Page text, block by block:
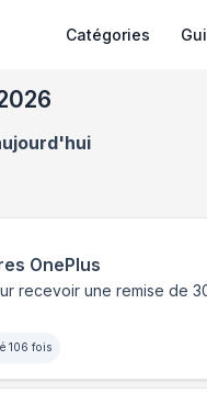
Catégories
OnePlus
recevoir une remise de
106 fois